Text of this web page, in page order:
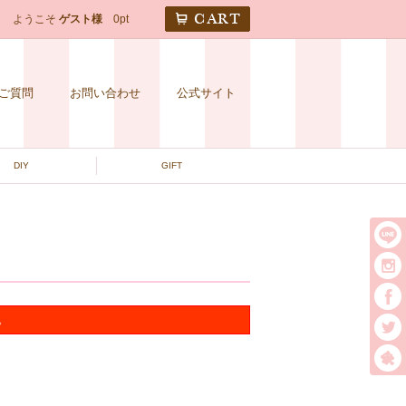
ようこそ ゲスト様 0pt
質問 お問い合わせ 公式サイト
DIY GIFT